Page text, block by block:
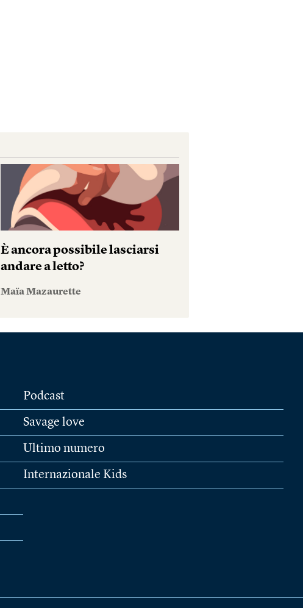
È ancora possibile lasciarsi
andare a letto?
Maïa Mazaurette
Podcast
Savage love
Ultimo numero
Internazionale Kids